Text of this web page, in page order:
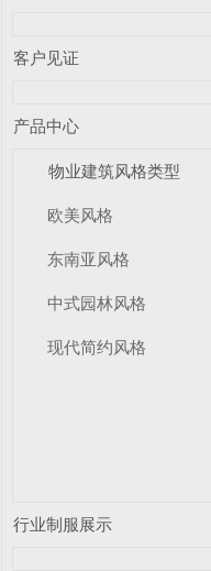
客户见证
产品中心
物业建筑风格类型
欧美风格
东南亚风格
中式园林风格
现代简约风格
行业制服展示